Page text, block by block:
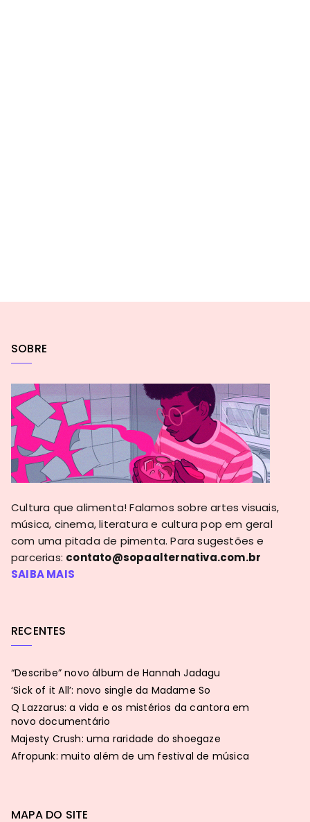
SOBRE
Cultura que alimenta! Falamos sobre artes visuais,
música, cinema, literatura e cultura pop em geral
com uma pitada de pimenta. Para sugestões e
parcerias: contato@sopaalternativa.com.br
SAIBA MAIS
RECENTES
“Describe” novo álbum de Hannah Jadagu
‘Sick of it All’: novo single da Madame So
Q Lazzarus: a vida e os mistérios da cantora em
novo documentário
Majesty Crush: uma raridade do shoegaze
Afropunk: muito além de um festival de música
MAPA DO SITE